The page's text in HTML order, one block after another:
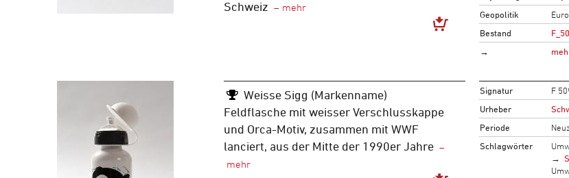
Schweiz
Geopolitik
Bestand
→
Weisse Sigg (Markenname)
Feldflasche mit weisser Verschlusskappe
und Orca-Motiv, zusammen mit WWF
lanciert, aus der Mitte der 1990er Jahre
Signatur
F
Urheber
Periode
Schlagwörter